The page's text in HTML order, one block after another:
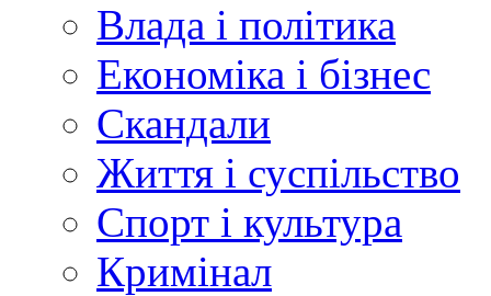
Влада і політика
Економіка і бізнес
Скандали
Життя і суспільство
Спорт і культура
Кримінал